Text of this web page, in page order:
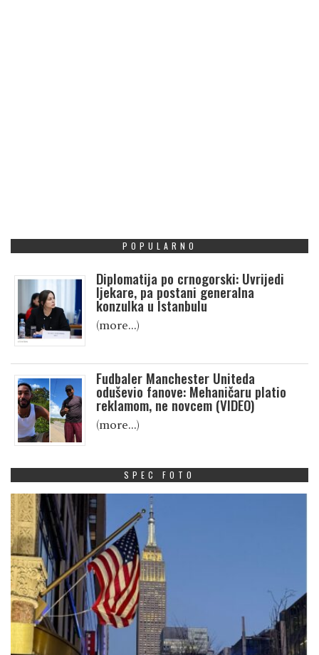
POPULARNO
Diplomatija po crnogorski: Uvrijedi
ljekare, pa postani generalna
konzulka u Istanbulu
(more…)
Fudbaler Manchester Uniteda
oduševio fanove: Mehaničaru platio
reklamom, ne novcem (VIDEO)
(more…)
SPEC FOTO